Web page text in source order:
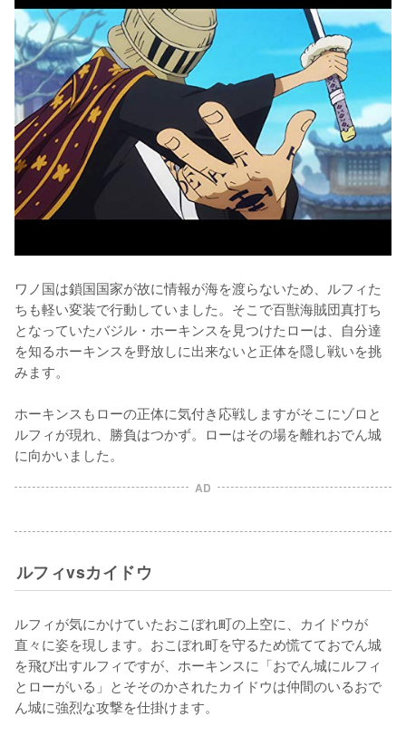
ワノ国は鎖国国家が故に情報が海を渡らないため、ルフィた
ちも軽い変装で行動していました。そこで百獣海賊団真打ち
となっていたバジル・ホーキンスを見つけたローは、自分達
を知るホーキンスを野放しに出来ないと正体を隠し戦いを挑
みます。
ホーキンスもローの正体に気付き応戦しますがそこにゾロと
ルフィが現れ、勝負はつかず。ローはその場を離れおでん城
に向かいました。
AD
ルフィvsカイドウ
ルフィが気にかけていたおこぼれ町の上空に、カイドウが
直々に姿を現します。おこぼれ町を守るため慌てておでん城
を飛び出すルフィですが、ホーキンスに「おでん城にルフィ
とローがいる」とそそのかされたカイドウは仲間のいるおで
ん城に強烈な攻撃を仕掛けます。